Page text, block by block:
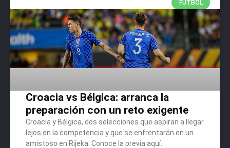
FÚTBOL
Croacia vs Bélgica: arranca la
preparación con un reto exigente
Croacia y Bélgica, dos selecciones que aspiran a llegar
lejos en la competencia y que se enfrentarán en un
amistoso en Rijeka. Conoce la previa aquí.